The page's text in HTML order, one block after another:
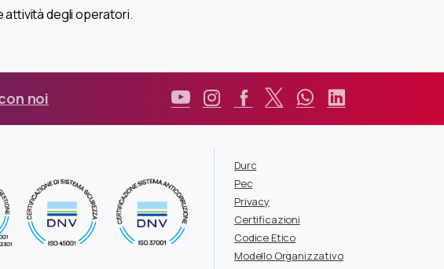
attività degli operatori.
noi
Durc
Pec
Privacy
Certificazioni
Codice Etico
Modello Organizzativo